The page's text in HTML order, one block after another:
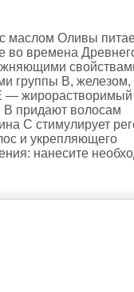
маслом Оливы
во времена
группы В, железом,
—
В придают волосам
С стимулирует
и укрепляющего
нанесите